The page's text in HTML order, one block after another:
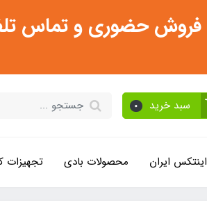
فروش حضوری و تماس تلفنی فقط از ساعت 11:30 صبح
سبد خرید 0
اینتکس ایران محصولات بادی تجهیزات